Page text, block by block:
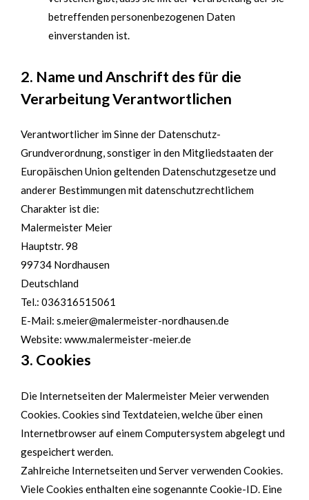
betreffenden personenbezogenen Daten
einverstanden ist.
2. Name und Anschrift des für die
Verarbeitung Verantwortlichen
Verantwortlicher im Sinne der Datenschutz-
Grundverordnung, sonstiger in den Mitgliedstaaten der
Europäischen Union geltenden Datenschutzgesetze und
anderer Bestimmungen mit datenschutzrechtlichem
Charakter ist die:
Malermeister Meier
Hauptstr. 98
99734 Nordhausen
Deutschland
Tel.: 036316515061
E-Mail: s.meier@malermeister-nordhausen.de
Website: www.malermeister-meier.de
3. Cookies
Die Internetseiten der Malermeister Meier verwenden
Cookies. Cookies sind Textdateien, welche über einen
Internetbrowser auf einem Computersystem abgelegt und
gespeichert werden.
Zahlreiche Internetseiten und Server verwenden Cookies.
Viele Cookies enthalten eine sogenannte Cookie-ID. Eine